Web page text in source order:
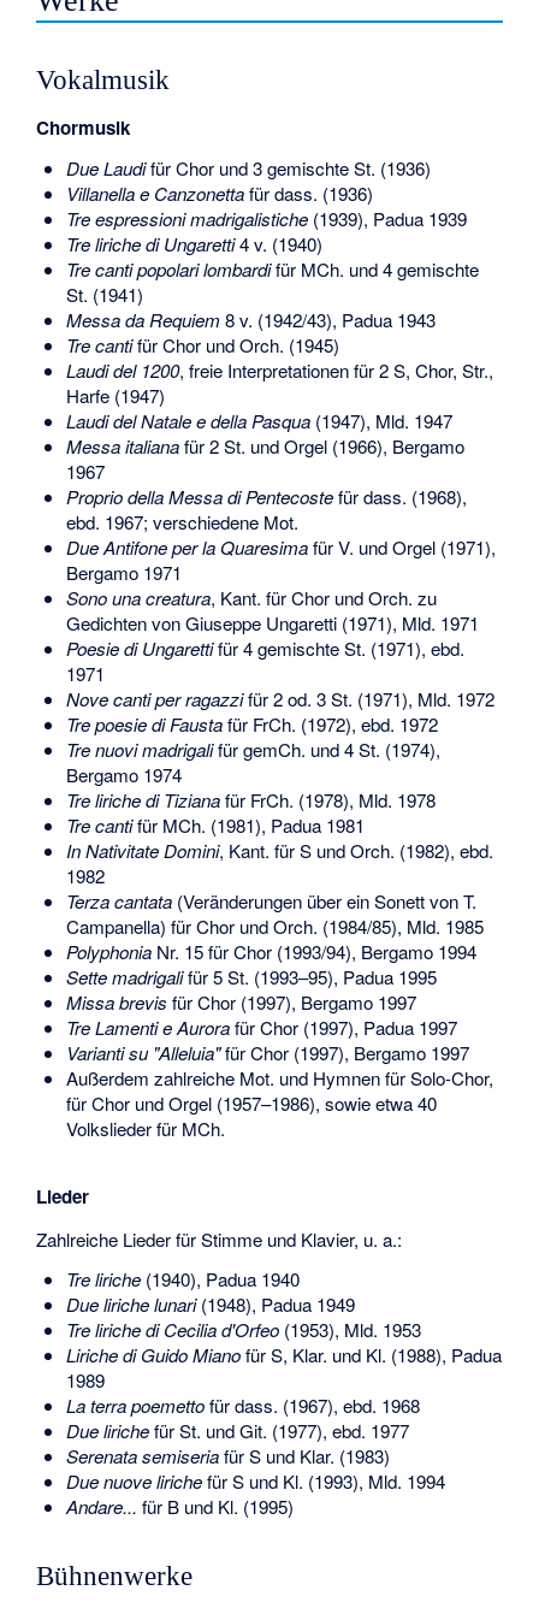
Vokalmusik
Chormusik
Due Laudifür Chor und 3 gemischte St. (1936)
Villanella e Canzonettafür dass. (1936)
Tre espressioni madrigalistiche(1939), Padua 1939
Tre liriche di Ungaretti4 v. (1940)
Tre canti popolari lombardifür MCh. und 4 gemischte
St. (1941)
Messa da Requiem 8 v. (1942/43), Padua 1943
Tre cantifür Chor und Orch. (1945)
Laudi del 1200, freie Interpretationen für 2 S, Chor, Str.,
Harfe (1947)
Laudi del Natale e della Pasqua(1947), Mld. 1947
Messa italianafür 2 St. und Orgel (1966), Bergamo
1967
Proprio della Messa di Pentecostefür dass. (1968),
ebd. 1967; verschiedene Mot.
Due Antifone per la Quaresimafür V. und Orgel (1971),
Bergamo 1971
Sono una creatura, Kant. für Chor und Orch. zu
Gedichten von Giuseppe Ungaretti (1971), Mld. 1971
Poesie di Ungarettifür 4 gemischte St. (1971), ebd.
1971
Nove canti per ragazzifür 2 od. 3 St. (1971), Mld. 1972
Tre poesie di Faustafür FrCh. (1972), ebd. 1972
Tre nuovi madrigalifür gemCh. und 4 St. (1974),
Bergamo 1974
Tre liriche di Tizianafür FrCh. (1978), Mld. 1978
Tre cantifür MCh. (1981), Padua 1981
In Nativitate Domini, Kant. für S und Orch. (1982), ebd.
1982
Terza cantata(Veränderungen über ein Sonett von T.
Campanella) für Chor und Orch. (1984/85), Mld. 1985
PolyphoniaNr. 15 für Chor (1993/94), Bergamo 1994
Sette madrigalifür 5 St. (1993–95), Padua 1995
Missa brevis für Chor (1997), Bergamo 1997
Tre Lamenti e Aurorafür Chor (1997), Padua 1997
Varianti su "Alleluia"für Chor (1997), Bergamo 1997
Außerdem zahlreiche Mot. und Hymnen für Solo-Chor,
für Chor und Orgel (1957–1986), sowie etwa 40
Volkslieder für MCh.
Lieder
Zahlreiche Lieder für Stimme und Klavier, u. a.:
Tre liriche(1940), Padua 1940
Due liriche lunari(1948), Padua 1949
Tre liriche di Cecilia d'Orfeo(1953), Mld. 1953
Liriche di Guido Mianofür S, Klar. und Kl. (1988), Padua
1989
La terra poemettofür dass. (1967), ebd. 1968
Due lirichefür St. und Git. (1977), ebd. 1977
Serenata semiseriafür S und Klar. (1983)
Due nuove lirichefür S und Kl. (1993), Mld. 1994
Andare... für B und Kl. (1995)
Bühnenwerke